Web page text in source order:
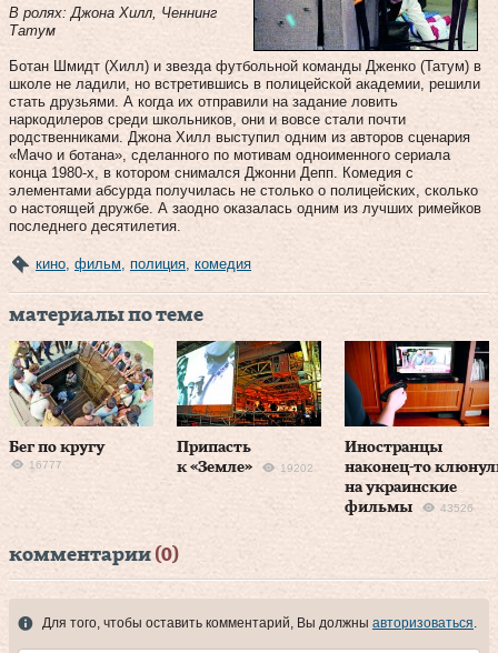
В ролях: Джона Хилл, Ченнинг
Татум
Ботан Шмидт (Хилл) и звезда футбольной команды Дженко (Татум) в
школе не ладили, но встретившись в полицейской академии, решили
стать друзьями. А когда их отправили на задание ловить
наркодилеров среди школьников, они и вовсе стали почти
родственниками. Джона Хилл выступил одним из авторов сценария
«Мачо и ботана», сделанного по мотивам одноименного сериала
конца 1980‑х, в котором снимался Джонни Депп. Комедия с
элементами абсурда получилась не столько о полицейских, сколько
о настоящей дружбе. А заодно оказалась одним из лучших римейков
последнего десятилетия.
кино фильм полиция комедия
материалы по теме
Бег по кругу
16777
Припасть
к «Земле»
19202
Иностранцы
наконец‑то
на украинские
фильмы
43526
комментарии (0)
Для того, чтобы оставить комментарий, Вы должны авторизоваться.